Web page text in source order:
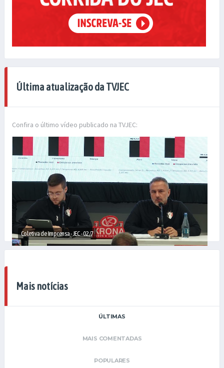
Última atualização da TVJEC
Confira o último vídeo publicado na TVJEC:
Coletiva de Imprensa - JEC - 02/7
Mais notícias
ÚLTIMAS
MAIS COMENTADAS
POPULARES